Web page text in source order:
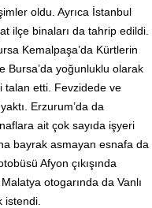
oldu. Ayrıca İstanbul
ilçe binaları da tahrip edildi.
Kemalpaşa’da Kürtlerin
Bursa’da yoğunluklu olarak
talan etti. Fevzidede ve
Erzurum’da da
ait çok sayıda işyeri
bayrak asmayan esnafa da
Afyon çıkışında
otogarında da Vanlı
istendi.